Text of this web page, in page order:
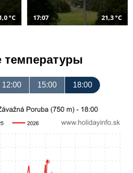
°C 17:07 21,3 °C
температуры
12:00 15:00 18:00